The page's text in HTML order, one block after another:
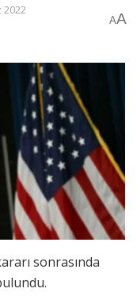
2022
AA
sonrasında